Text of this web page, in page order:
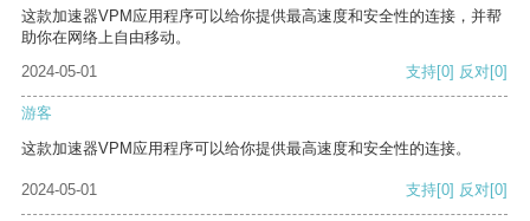
这款加速器VPM应用程序可以给你提供最高速度和安全性的连接，并帮
助你在网络上自由移动。
2024-05-01
支持[0] 反对[0]
游客
这款加速器VPM应用程序可以给你提供最高速度和安全性的连接。
2024-05-01 支持[0] 反对[0]